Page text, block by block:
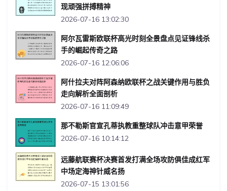
现顽强拼搏精神
2026-07-16 13:02:30
阿尔瓦雷斯欧联杯高光时刻全景盘点见证锋线杀
手的崛起传奇之路
2026-07-16 12:06:06
阿什拉夫对阵阿森纳欧联杯之战关键作用与胜负
走向解析全面剖析
2026-07-16 11:09:49
那不勒斯官宣孔蒂执教重整球队冲击意甲荣誉
2026-07-16 10:14:12
远藤航联赛杯决赛首发打满全场攻防俱佳成红军
中场定海神针威名扬
2026-07-15 13:01:56